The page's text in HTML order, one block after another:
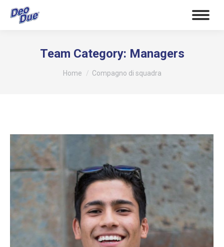
Team Category: Managers
Tu sei qui:
Home Compagno di squadra